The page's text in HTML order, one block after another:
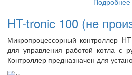
HT-tronic 100 (не
Микропроцессорный контроллер
для управления работой котла с
Контроллер предназначен для